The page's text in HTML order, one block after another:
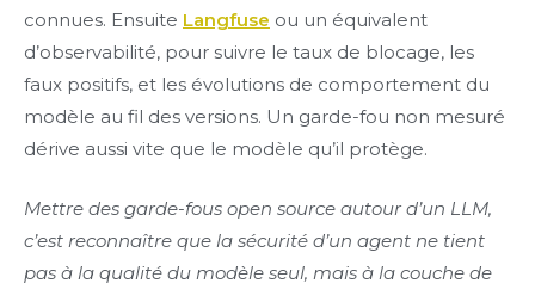
connues. Ensuite Langfuse ou un équivalent
d’observabilité, pour suivre le taux de blocage, les
faux positifs, et les évolutions de comportement du
modèle au fil des versions. Un garde-fou non mesuré
dérive aussi vite que le modèle qu’il protège.
Mettre des garde-fous open source autour d’un LLM,
c’est reconnaître que la sécurité d’un agent ne tient
pas à la qualité du modèle seul, mais à la couche de